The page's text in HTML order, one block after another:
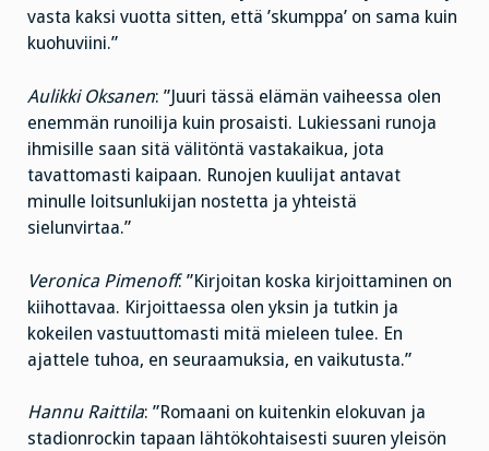
vasta kaksi vuotta sitten, että ’skumppa’ on sama kuin
kuohuviini.”
Aulikki Oksanen: ”Juuri tässä elämän vaiheessa olen
enemmän runoilija kuin prosaisti. Lukiessani runoja
ihmisille saan sitä välitöntä vastakaikua, jota
tavattomasti kaipaan. Runojen kuulijat antavat
minulle loitsunlukijan nostetta ja yhteistä
sielunvirtaa.”
Veronica Pimenoff: ”Kirjoitan koska kirjoittaminen on
kiihottavaa. Kirjoittaessa olen yksin ja tutkin ja
kokeilen vastuuttomasti mitä mieleen tulee. En
ajattele tuhoa, en seuraamuksia, en vaikutusta.”
Hannu Raittila: ”Romaani on kuitenkin elokuvan ja
stadionrockin tapaan lähtökohtaisesti suuren yleisön